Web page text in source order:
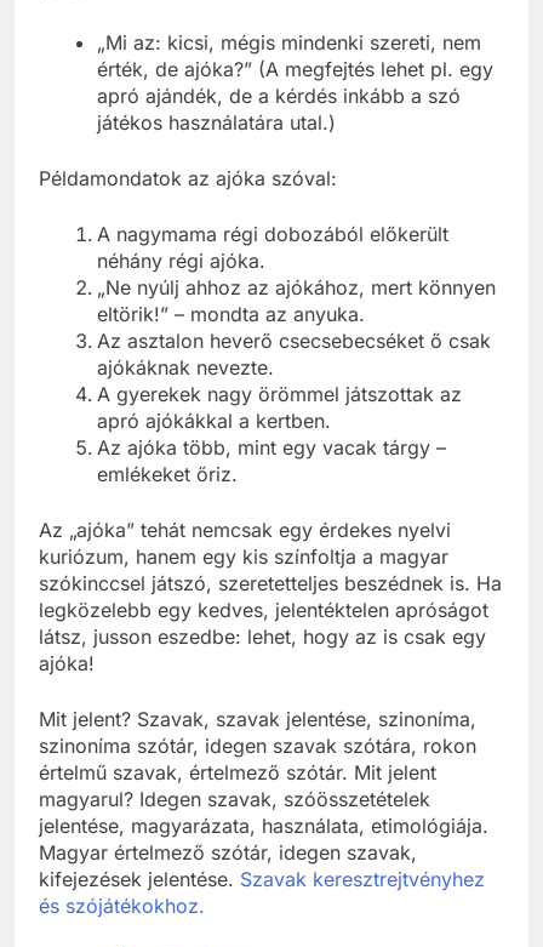
„Mi az: kicsi, mégis mindenki szereti, nem
érték, de ajóka?” (A megfejtés lehet pl. egy
apró ajándék, de a kérdés inkább a szó
játékos használatára utal.)
Példamondatok az ajóka szóval:
A nagymama régi dobozából előkerült
néhány régi ajóka.
„Ne nyúlj ahhoz az ajókához, mert könnyen
eltörik!” – mondta az anyuka.
Az asztalon heverő csecsebecséket ő csak
ajókáknak nevezte.
A gyerekek nagy örömmel játszottak az
apró ajókákkal a kertben.
Az ajóka több, mint egy vacak tárgy –
emlékeket őriz.
Az „ajóka” tehát nemcsak egy érdekes nyelvi
kuriózum, hanem egy kis színfoltja a magyar
szókinccsel játszó, szeretetteljes beszédnek is. Ha
legközelebb egy kedves, jelentéktelen apróságot
látsz, jusson eszedbe: lehet, hogy az is csak egy
ajóka!
Mit jelent? Szavak, szavak jelentése, szinoníma,
szinoníma szótár, idegen szavak szótára, rokon
értelmű szavak, értelmező szótár. Mit jelent
magyarul? Idegen szavak, szóösszetételek
jelentése, magyarázata, használata, etimológiája.
Magyar értelmező szótár, idegen szavak,
kifejezések jelentése. Szavak keresztrejtvényhez
és szójátékokhoz.